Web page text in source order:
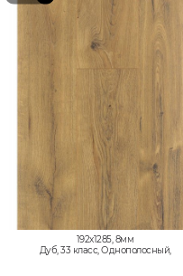
192x1285, 8мм
Дуб, 33 класс, Однополосный,